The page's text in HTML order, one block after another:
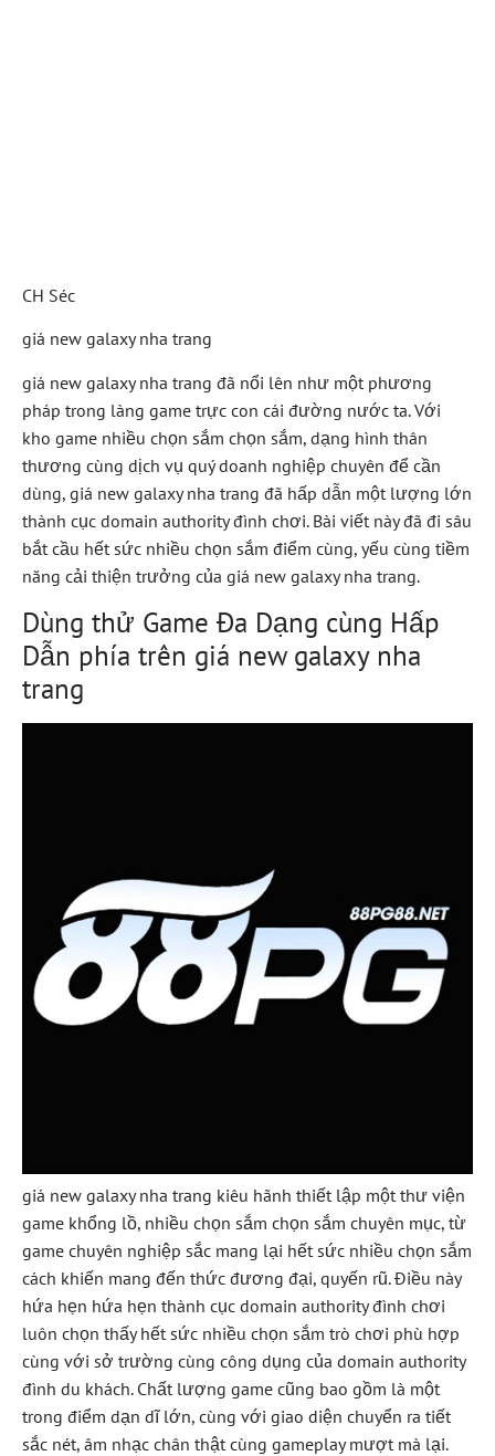
CH Séc
giá new galaxy nha trang
giá new galaxy nha trang đã nổi lên như một phương
pháp trong làng game trực con cái đường nước ta. Với
kho game nhiều chọn sắm chọn sắm, dạng hình thân
thương cùng dịch vụ quý doanh nghiệp chuyên để cần
dùng, giá new galaxy nha trang đã hấp dẫn một lượng lớn
thành cục domain authority đình chơi. Bài viết này đã đi sâu
bắt cầu hết sức nhiều chọn sắm điểm cùng, yếu cùng tiềm
năng cải thiện trưởng của giá new galaxy nha trang.
Dùng thử Game Đa Dạng cùng Hấp
Dẫn phía trên giá new galaxy nha
trang
giá new galaxy nha trang kiêu hãnh thiết lập một thư viện
game khổng lồ, nhiều chọn sắm chọn sắm chuyên mục, từ
game chuyên nghiệp sắc mang lại hết sức nhiều chọn sắm
cách khiến mang đến thức đương đại, quyến rũ. Điều này
hứa hẹn hứa hẹn thành cục domain authority đình chơi
luôn chọn thấy hết sức nhiều chọn sắm trò chơi phù hợp
cùng với sở trường cùng công dụng của domain authority
đình du khách. Chất lượng game cũng bao gồm là một
trong điểm dạn dĩ lớn, cùng với giao diện chuyển ra tiết
sắc nét, âm nhạc chân thật cùng gameplay mượt mà lại.